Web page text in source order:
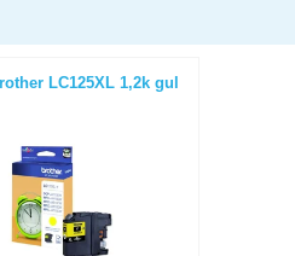
LC125XL 1,2k gul